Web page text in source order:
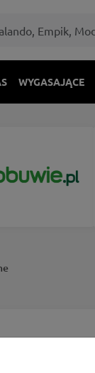
WYGASAJĄCE